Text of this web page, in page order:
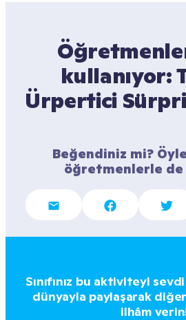
kullanıyor:
Ürpertici
Beğendiniz mi?
öğretmenlerle de
Sınıfınız bu aktiviteyi sevdi
dünyayla paylaşarak
ilhâm